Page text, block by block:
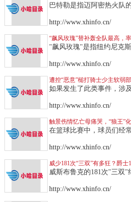
巴特勒是指迈阿密热火队
http://www.xhinfo.cn/
“飙风玫瑰”替补轰全队最高，
"飙风玫瑰"是指纽约尼克
http://www.xhinfo.cn/
遭控“恶意”槌打骑士少主软弱
如果发生了此类事件，涉
http://www.xhinfo.cn/
触景伤情忆亡母痛哭，“狼王”
在篮球比赛中，球员们经
http://www.xhinfo.cn/
威少181次“三双”有多狂？爵士
威斯布鲁克的181次"三双"
http://www.xhinfo.cn/